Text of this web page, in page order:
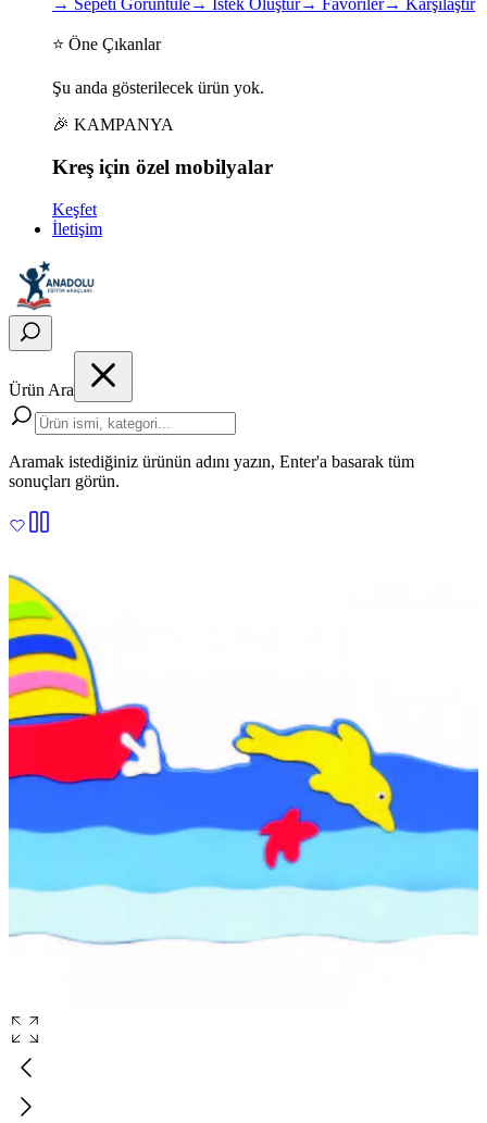
→ Sepeti Görüntüle→ İstek Oluştur→ Favoriler→ Karşılaştır
⭐ Öne Çıkanlar
Şu anda gösterilecek ürün yok.
🎉 KAMPANYA
Kreş için özel mobilyalar
Keşfet
İletişim
Ürün Ara
Aramak istediğiniz ürünün adını yazın, Enter'a basarak tüm
sonuçları görün.